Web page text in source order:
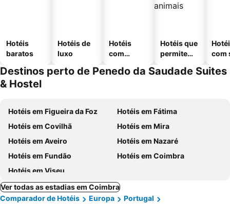
Hotéis
baratos
Hotéis de
luxo
Hotéis
com
Hotéis que
permitem
com
Destinos perto de Penedo da Saudade Suites
& Hostel
Hotéis em Figueira da Foz
Hotéis em Fátima
Hotéis em Covilhã
Hotéis em Mira
Hotéis em Aveiro
Hotéis em Nazaré
Hotéis em Fundão
Hotéis em Coimbra
Hotéis em Viseu
Ver todas as estadias em Coimbra
Comparador de Hotéis
Europa
Portugal